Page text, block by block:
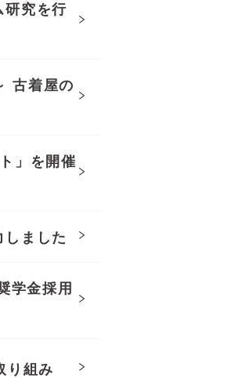
研究を行
古着屋の
」を開催
しました
学金採用
り組み